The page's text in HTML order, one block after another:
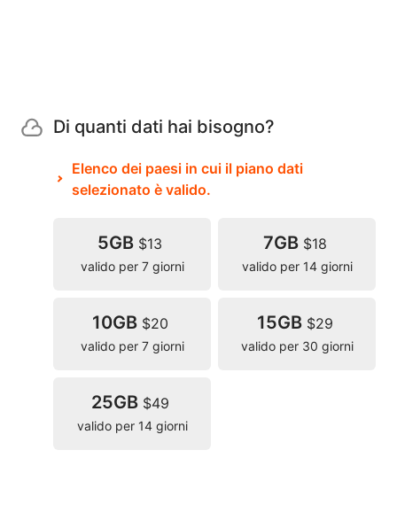
Di quanti dati hai bisogno?
Elenco dei paesi in cui il piano dati
selezionato è valido.
5GB $13
valido per 7 giorni
7GB $18
valido per 14 giorni
10GB $20
valido per 7 giorni
15GB $29
valido per 30 giorni
25GB $49
valido per 14 giorni